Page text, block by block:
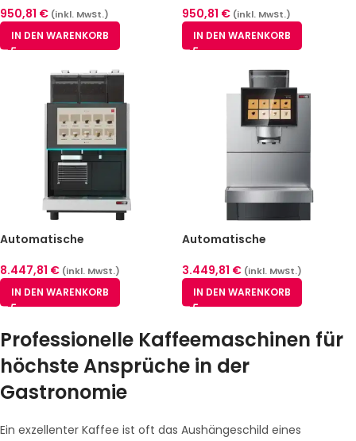
950,81 € (inkl. MwSt.)
IN DEN WARENKORB
Inox
950,81 € (inkl. MwSt.)
IN DEN WARENKORB
Automatische
– REDFOX X680C
8.447,81 € (inkl. MwSt.)
IN DEN WARENKORB
Automatische
– REDFOX E60-L
3.449,81 € (inkl. MwSt.)
IN DEN WARENKORB
Professionelle Kaffeemaschinen für
höchste Ansprüche in der
Gastronomie
Ein exzellenter Kaffee ist oft das Aushängeschild eines